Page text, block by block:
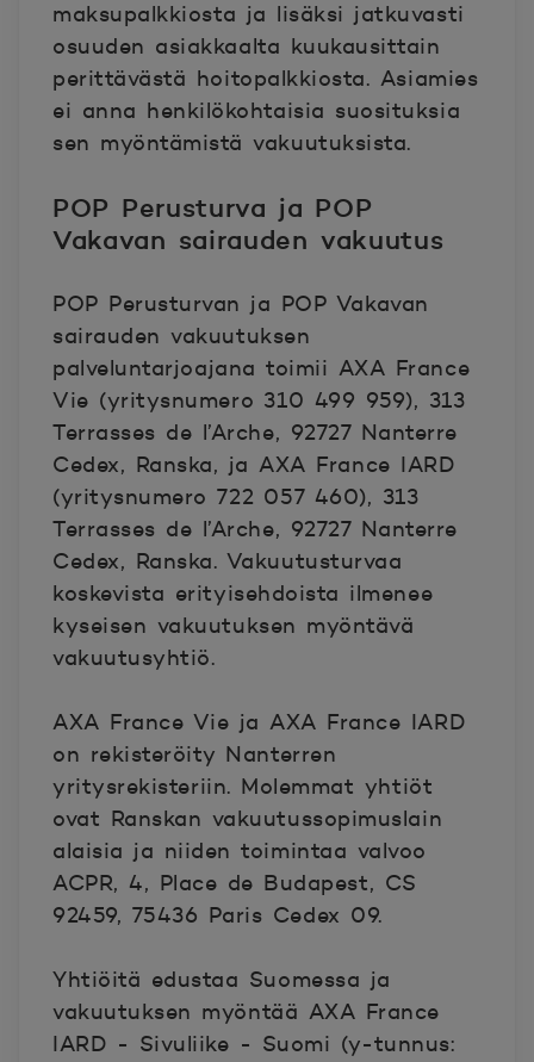
maksupalkkiosta ja lisäksi jatkuvasti
osuuden asiakkaalta kuukausittain
perittävästä hoitopalkkiosta. Asiamies
ei anna henkilökohtaisia suosituksia
sen myöntämistä vakuutuksista.
POP Perusturva ja POP
Vakavan sairauden vakuutus
POP Perusturvan ja POP Vakavan
sairauden vakuutuksen
palveluntarjoajana toimii AXA France
Vie (yritysnumero 310 499 959), 313
Terrasses de l’Arche, 92727 Nanterre
Cedex, Ranska, ja AXA France IARD
(yritysnumero 722 057 460), 313
Terrasses de l’Arche, 92727 Nanterre
Cedex, Ranska. Vakuutusturvaa
koskevista erityisehdoista ilmenee
kyseisen vakuutuksen myöntävä
vakuutusyhtiö.
AXA France Vie ja AXA France IARD
on rekisteröity Nanterren
yritysrekisteriin. Molemmat yhtiöt
ovat Ranskan vakuutussopimuslain
alaisia ja niiden toimintaa valvoo
ACPR, 4, Place de Budapest, CS
92459, 75436 Paris Cedex 09.
Yhtiöitä edustaa Suomessa ja
vakuutuksen myöntää AXA France
IARD - Sivuliike - Suomi (y-tunnus: